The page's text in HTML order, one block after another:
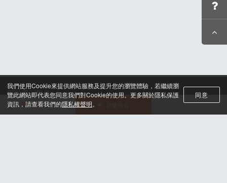
我們使用Cookie來提供網站服務及提升您的瀏覽體驗，若繼續瀏
覽此網站即代表您同意我們對Cookie的使用。更多關於隱私保護
資訊，請查看我們的隱私權聲明。
同意
活動選單
關於筆記報名
聯絡我們*
合作諮詢